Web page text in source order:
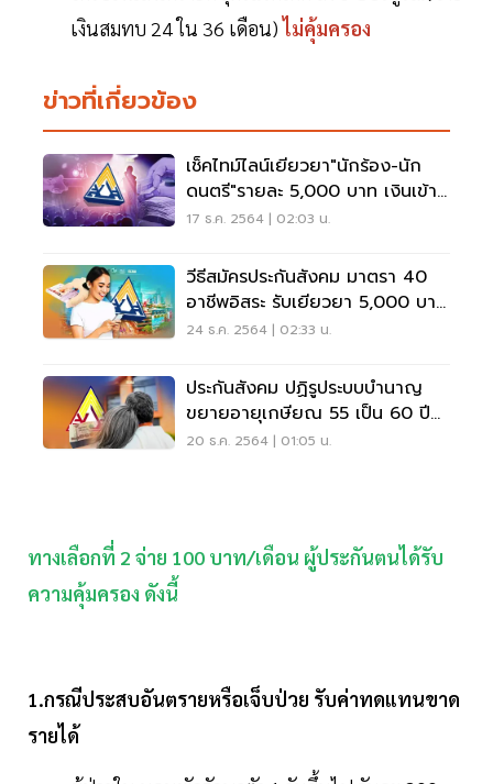
เงินสมทบ 24 ใน 36 เดือน)ไม่คุ้มครอง
ข่าวที่เกี่ยวข้อง
เช็คไทม์ไลน์เยียวยา"นักร้อง-นัก
ดนตรี"รายละ 5,000 บาท เงินเข้า
เมื่อไร
17 ธ.ค. 2564 | 02:03 น.
วีธี​​สมัครประกันสังคม มาตรา 40
อาชีพอิสระ รับเยียวยา 5,000 บาท
ทำเองง่ายๆ
24 ธ.ค. 2564 | 02:33 น.
ประกันสังคม ปฏิรูประบบบำนาญ
ขยายอายุเกษียณ 55 เป็น 60 ปี
เริ่มใช้กับรายใหม่
20 ธ.ค. 2564 | 01:05 น.
ทางเลือกที่ 2 จ่าย 100 บาท/เดือน ผู้ประกันตนได้รับ
ความคุ้มครอง ดังนี้
1.กรณีประสบอันตรายหรือเจ็บป่วย รับค่าทดแทนขาด
รายได้